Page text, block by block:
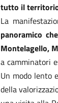
tutto il territorio
La
panoramico
Montelagello,
a camminatori
Un modo lento
della